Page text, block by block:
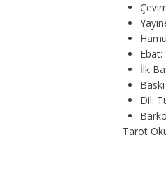
Ebat:
İlk
Baskı
Dil:
Tarot